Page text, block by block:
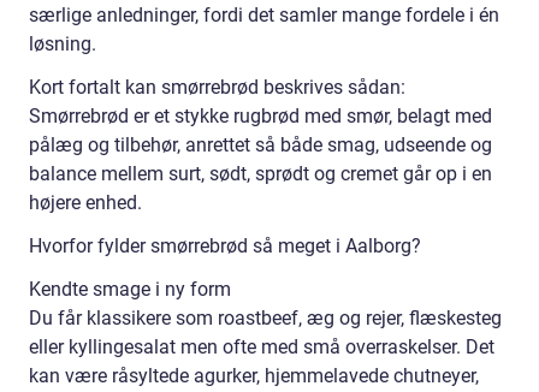
særlige anledninger, fordi det samler mange fordele i én
løsning.
Kort fortalt kan smørrebrød beskrives sådan:
Smørrebrød er et stykke rugbrød med smør, belagt med
pålæg og tilbehør, anrettet så både smag, udseende og
balance mellem surt, sødt, sprødt og cremet går op i en
højere enhed.
Hvorfor fylder smørrebrød så meget i Aalborg?
Kendte smage i ny form
Du får klassikere som roastbeef, æg og rejer, flæskesteg
eller kyllingesalat men ofte med små overraskelser. Det
kan være råsyltede agurker, hjemmelavede chutneyer,